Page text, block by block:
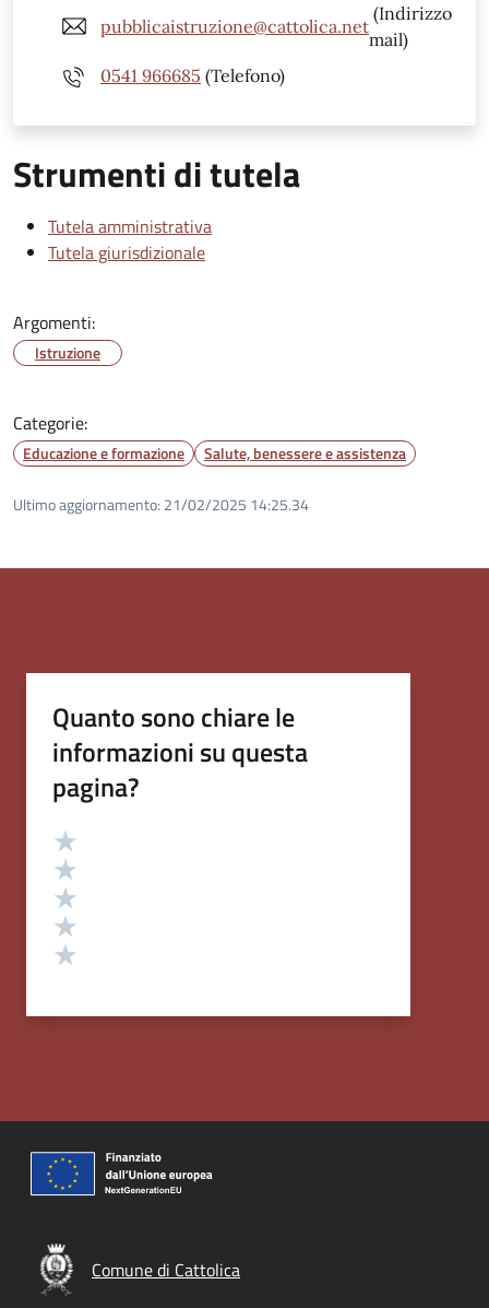
pubblicaistruzione@cattolica.net
(Indirizzo
mail)
0541 966685 (Telefono)
Strumenti di tutela
Tutela amministrativa
Tutela giurisdizionale
Argomenti:
Istruzione
Categorie:
Educazione e formazione Salute, benessere e assistenza
Ultimo aggiornamento: 21/02/2025 14:25.34
Quanto sono chiare le
informazioni su questa
pagina?
Valutazione
Comune di Cattolica